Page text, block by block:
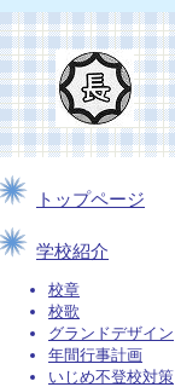
トップページ
学校紹介
校章
校歌
グランドデザイン
年間行事計画
いじめ不登校対策